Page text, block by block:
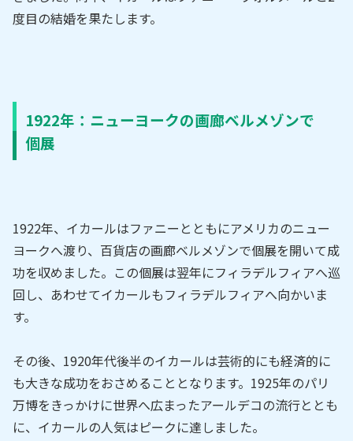
度目の結婚を果たします。
1922年：ニューヨークの画廊ベルメゾンで
個展
1922年、イカールはファニーとともにアメリカのニュー
ヨークへ渡り、百貨店の画廊ベルメゾンで個展を開いて成
功を収めました。この個展は翌年にフィラデルフィアへ巡
回し、あわせてイカールもフィラデルフィアへ向かいま
す。
その後、1920年代後半のイカールは芸術的にも経済的に
も大きな成功をおさめることとなります。1925年のパリ
万博をきっかけに世界へ広まったアールデコの流行ととも
に、イカールの人気はピークに達しました。